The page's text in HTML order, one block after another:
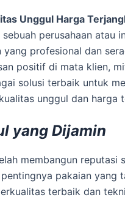
Unggul Harga
perusahaan atau
profesional dan
positif di mata klien,
solusi terbaik untuk
unggul dan harga
yang Dijamin
membangun reputasi
pakaian yang
terbaik dan